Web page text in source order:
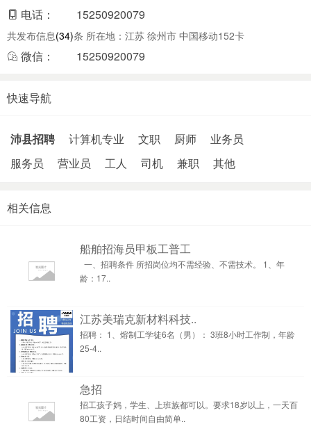
电话：
15250920079
共发布信息(34)条 所在地：江苏 徐州市 中国移动152卡
微信： 15250920079
快速导航
沛县招聘 计算机专业 文职 厨师
业务员
服务员
营业员 工人 司机 兼职 其他
相关信息
船舶招海员甲板工普工
一、招聘条件 所招岗位均不需经验、不需技术。 1、年
龄：17..
江苏美瑞克新材料科技..
招聘： 1、熔制工学徒6名（男）： 3班8小时工作制，年龄
25-4..
急招
招工孩子妈，学生、上班族都可以。要求18岁以上，一天百
80工资，日结时间自由简单..